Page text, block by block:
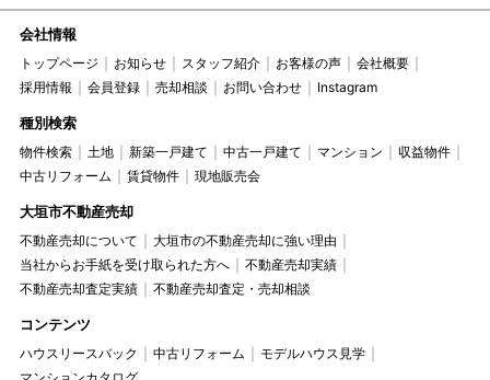
会社情報
トップページ お知らせ スタッフ紹介 お客様の声
会社概要
採用情報
会員登録 売却相談 お問い合わせ Instagram
種別検索
物件検索 土地 新築一戸建て 中古一戸建て マンション
収益物件
中古リフォーム
賃貸物件 現地販売会
大垣市不動産売却
不動産売却について
大垣市の不動産売却に強い理由
当社からお手紙を受け取られた方へ
不動産売却実績
不動産売却査定実績
不動産売却査定・売却相談
コンテンツ
ハウスリースバック 中古リフォーム
モデルハウス見学